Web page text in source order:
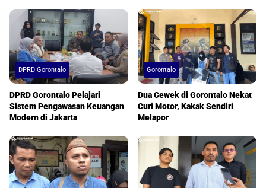
DPRD Gorontalo
DPRD Gorontalo Pelajari
Sistem Pengawasan Keuangan
Modern di Jakarta
Gorontalo
Dua Cewek di Gorontalo Nekat
Curi Motor, Kakak Sendiri
Melapor